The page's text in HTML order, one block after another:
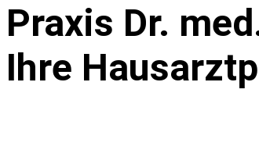
Praxis Dr.
Ihre